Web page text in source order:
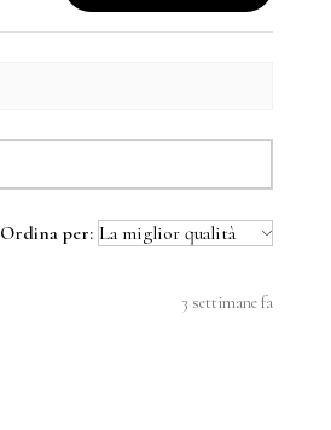
Ordina per:
3 settimane fa